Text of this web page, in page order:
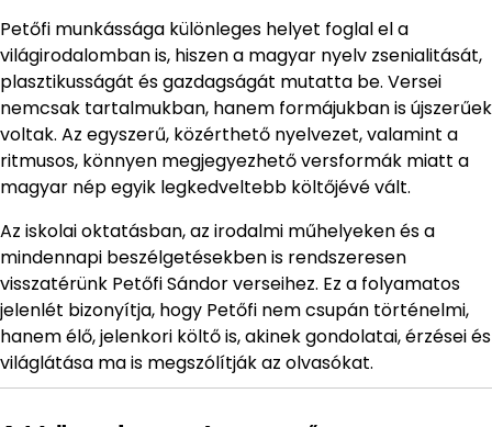
Petőfi munkássága különleges helyet foglal el a
világirodalomban is, hiszen a magyar nyelv zsenialitását,
plasztikusságát és gazdagságát mutatta be. Versei
nemcsak tartalmukban, hanem formájukban is újszerűek
voltak. Az egyszerű, közérthető nyelvezet, valamint a
ritmusos, könnyen megjegyezhető versformák miatt a
magyar nép egyik legkedveltebb költőjévé vált.
Az iskolai oktatásban, az irodalmi műhelyeken és a
mindennapi beszélgetésekben is rendszeresen
visszatérünk Petőfi Sándor verseihez. Ez a folyamatos
jelenlét bizonyítja, hogy Petőfi nem csupán történelmi,
hanem élő, jelenkori költő is, akinek gondolatai, érzései és
világlátása ma is megszólítják az olvasókat.